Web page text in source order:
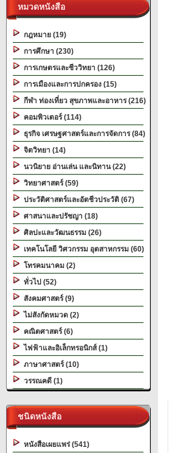
หมวดหนังสือ
กฎหมาย (19)
การศึกษา (230)
การเกษตรและชีววิทยา (126)
การเมืองและการปกครอง (15)
กีฬา ท่องเที่ยว สุขภาพและอาหาร (216)
คอมพิวเตอร์ (114)
ธุรกิจ เศรษฐศาสตร์และการจัดการ (84)
จิตวิทยา (14)
นวนิยาย อ่านเล่น และนิทาน (22)
วิทยาศาสตร์ (59)
ประวัติศาสตร์และอัตชีวประวัติ (67)
ศาสนาและปรัชญา (18)
ศิลปะและวัฒนธรรม (26)
เทคโนโลยี วิศวกรรม อุตสาหกรรม (60)
โทรคมนาคม (2)
ทั่วไป (52)
สังคมศาสตร์ (9)
ไม่สังกัดหมวด (2)
คณิตศาสตร์ (6)
ไฟฟ้าและอิเล็กทรอนิกส์ (1)
ภาษาศาสตร์ (10)
วรรณคดี (1)
ชนิดหนังสือ
หนังสือเผยแพร่ (541)